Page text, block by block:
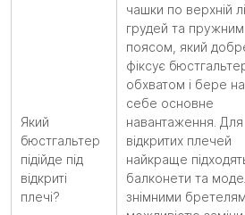
Який
бюстгальтер
підійде під
відкриті
плечі?
чашки по верхній
грудей та пружним
поясом, який
фіксує
обхватом і бере на
себе основне
навантаження. Для
відкритих плечей
найкраще
балконети та
знімними